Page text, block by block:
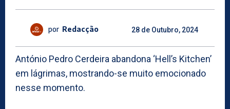
por Redacção 28 de Outubro, 2024
António Pedro Cerdeira abandona ‘Hell’s Kitchen’
em lágrimas, mostrando-se muito emocionado
nesse momento.